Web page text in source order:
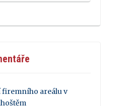
firemního areálu v